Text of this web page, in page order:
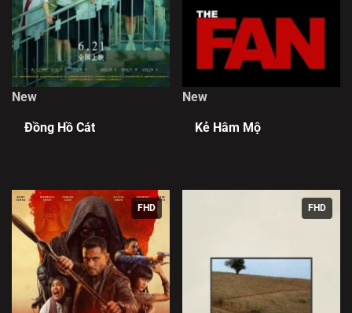
New
Đồng Hồ Cát
New
Kẻ Hâm Mộ
FHD FHD